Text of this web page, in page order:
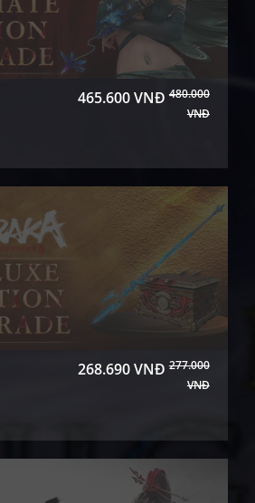
465.600 VNĐ 480.000
VNĐ
268.690 VNĐ 277.000
VNĐ